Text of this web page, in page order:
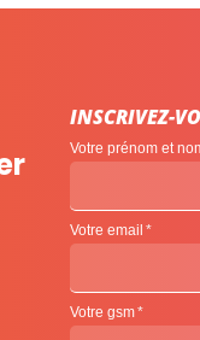
INSCRIVEZ-
Votre prénom et
Votre email
Votre gsm